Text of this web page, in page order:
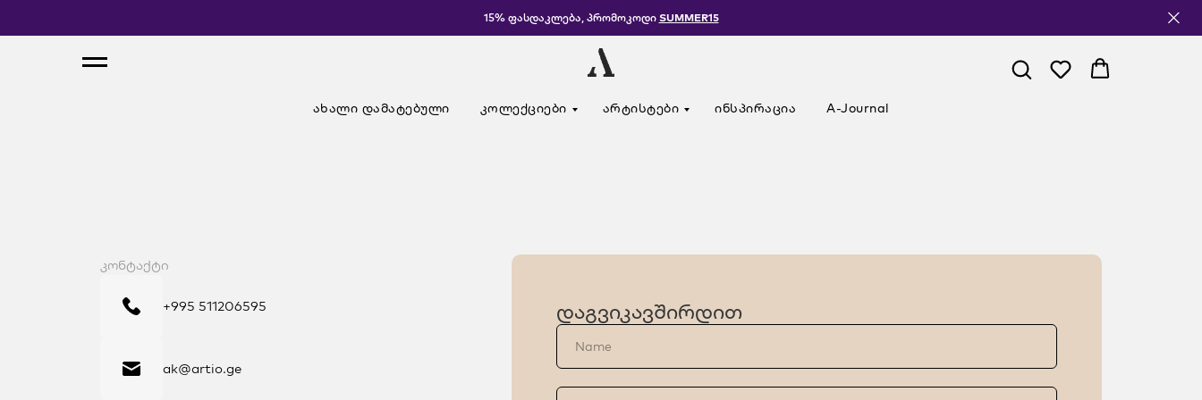
15% ფასდაკლება, პრომოკოდი SUMMER15
ახალი დამატებული კოლექციები არტისტები ინსპირაცია A-Journal
კონტაქტი
+995 511206595
ak@artio.ge
დაგვიკავშირდით